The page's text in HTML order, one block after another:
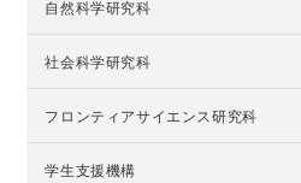
自然科学研究科
社会科学研究科
フロンティアサイエンス研究科
学生支援機構